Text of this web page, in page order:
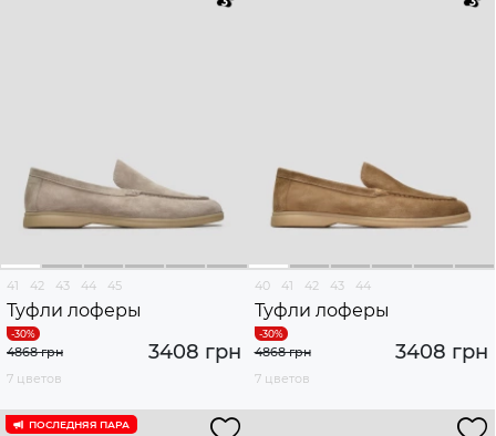
41 42 43 44 45
Туфли лоферы
3408 грн
4868 грн
7 цветов
40 41 42 43 44
Туфли лоферы
3408 грн
4868 грн
7 цветов
ПОСЛЕДНЯЯ ПАРА